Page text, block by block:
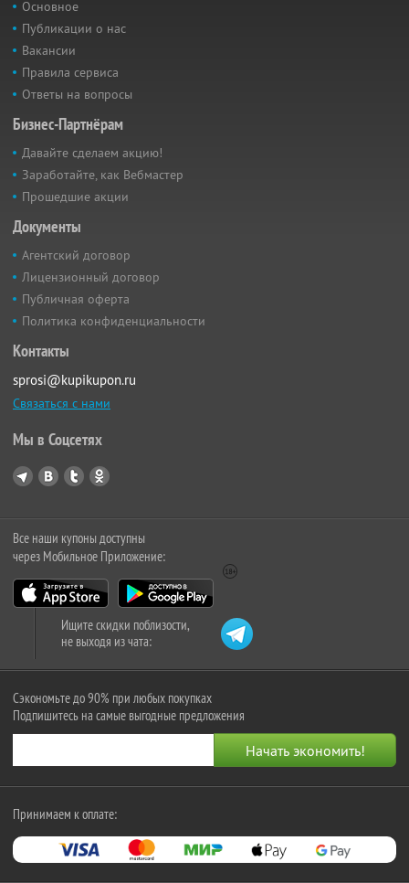
Основное
Публикации о нас
Вакансии
Правила сервиса
Ответы на вопросы
Бизнес-Партнёрам
Давайте сделаем акцию!
Заработайте, как Вебмастер
Прошедшие акции
Документы
Агентский договор
Лицензионный договор
Публичная оферта
Политика конфиденциальности
Контакты
sprosi@kupikupon.ru
Связаться с нами
Мы в Соцсетях
Все наши купоны доступны
через Мобильное Приложение:
Ищите скидки поблизости,
не выходя из чата:
Сэкономьте до 90% при любых покупках
Подпишитесь на самые выгодные предложения
Принимаем к оплате: